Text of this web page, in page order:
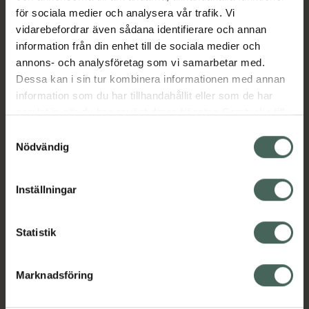
för sociala medier och analysera vår trafik. Vi
vidarebefordrar även sådana identifierare och annan
information från din enhet till de sociala medier och
annons- och analysföretag som vi samarbetar med.
Dessa kan i sin tur kombinera informationen med annan
information som du har tillhandahållit eller som de har
samlat in när du har använt deras tjänster. Samtycke till
återkalla ditt samtycke via webbplatsens
cookieinställningar. Ett återkallat samtycke påverkar inte
lagligheten av behandling som skett innan återkallelsen.
Nödvändig
Inställningar
Statistik
Marknadsföring
kommer till underarmsområdet. Använd
fuktkrämen för att ta hand om känsliga
hudområden och för att behandla eller
förhindra postinflammatorisk och
åldersrelaterad mörkare ton av hude
Jämförpris 7,63 kr /ml
EAN:07350052240071
Kategorier: